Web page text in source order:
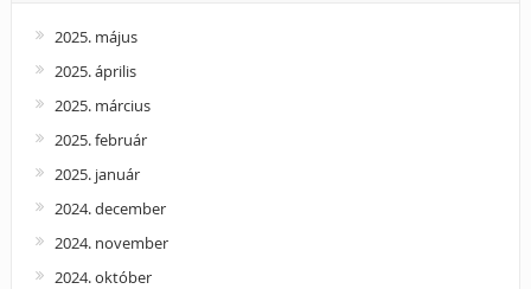
2025. május
2025. április
2025. március
2025. február
2025. január
2024. december
2024. november
2024. október